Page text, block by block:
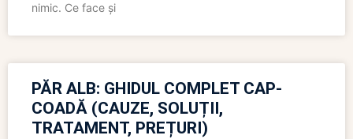
nimic. Ce face și
PĂR ALB: GHIDUL COMPLET CAP-
COADĂ (CAUZE, SOLUȚII,
TRATAMENT, PREȚURI)